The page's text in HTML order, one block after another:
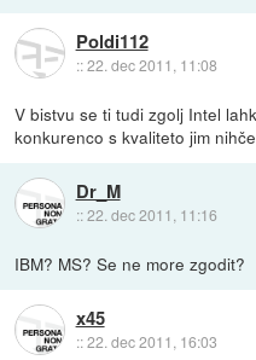
Poldi112
::22. dec 2011, 11:08
V bistvu se ti tudi zgolj Intel
konkurenco s kvaliteto jim
Dr_M
::22. dec 2011, 11:16
IBM? MS? Se ne more zgodit?
x45
::22. dec 2011, 16:03